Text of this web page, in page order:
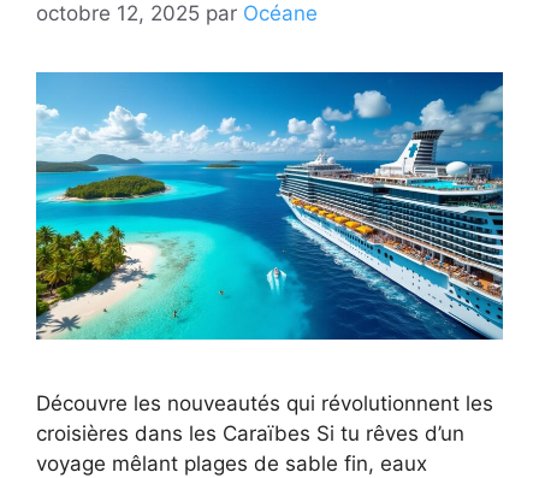
octobre 12, 2025 par Océane
Découvre les nouveautés qui révolutionnent les
croisières dans les Caraïbes Si tu rêves d’un
voyage mêlant plages de sable fin, eaux